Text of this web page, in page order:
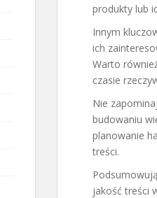
produkty lub
Innym
ich
Warto
czasie
Nie
budowaniu
planowanie
treści.
jakość treści